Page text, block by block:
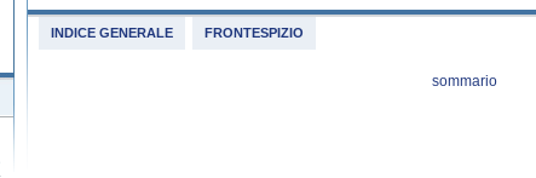
INDICE GENERALE FRONTESPIZIO
sommario